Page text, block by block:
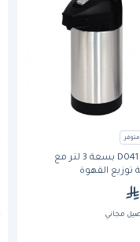
فيتكو D041 بسعة 3 لتر مع
القهوة
مجاني